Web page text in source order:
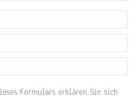
Formulars erklären Sie sich